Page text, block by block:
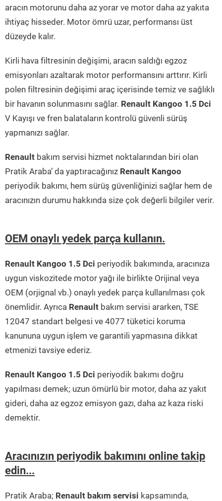
aracın motorunu daha az yorar ve motor daha az yakıta
ihtiyaç hisseder. Motor ömrü uzar, performansı üst
düzeyde kalır.
Kirli hava filtresinin değişimi, aracın saldığı egzoz
emisyonları azaltarak motor performansını arttırır. Kirli
polen filtresinin değişimi araç içerisinde temiz ve sağlıklı
bir havanın solunmasını sağlar. Renault Kangoo 1.5 Dci
V Kayışı ve fren balataların kontrolü güvenli sürüş
yapmanızı sağlar.
Renault bakım servisi hizmet noktalarından biri olan
Pratik Araba’ da yaptıracağınız Renault Kangoo
periyodik bakımı, hem sürüş güvenliğinizi sağlar hem de
aracınızın durumu hakkında size çok değerli bilgiler verir.
OEM onaylı yedek parça kullanın.
Renault Kangoo 1.5 Dci periyodik bakımında, aracınıza
uygun viskozitede motor yağı ile birlikte Orijinal veya
OEM (orjignal vb.) onaylı yedek parça kullanılması çok
önemlidir. Ayrıca Renault bakım servisi ararken, TSE
12047 standart belgesi ve 4077 tüketici koruma
kanununa uygun işlem ve garantili yapmasına dikkat
etmenizi tavsiye ederiz.
Renault Kangoo 1.5 Dci periyodik bakımı doğru
yapılması demek; uzun ömürlü bir motor, daha az yakıt
gideri, daha az egzoz emisyon gazı, daha az kaza riski
demektir.
Aracınızın periyodik bakımını online takip
edin...
Pratik Araba; Renault bakım servisi kapsamında,